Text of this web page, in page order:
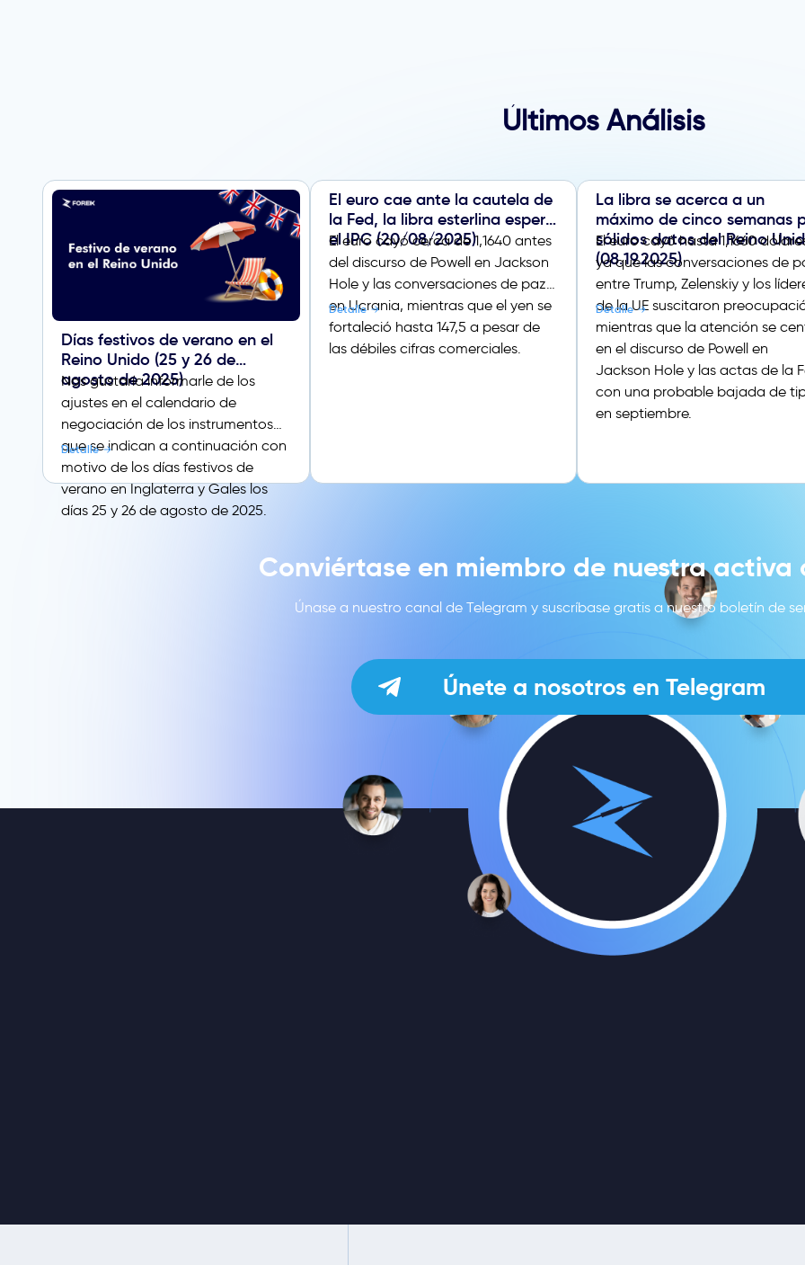
Últimos Análisis
Días festivos de verano en el
Reino Unido (25 y 26 de
agosto de 2025)
Nos gustaría informarle de los
ajustes en el calendario de
negociación de los instrumentos
que se indican a continuación con
motivo de los días festivos de
verano en Inglaterra y Gales los
días 25 y 26 de agosto de 2025.
Detalle
El euro cae ante la cautela de
la Fed, la libra esterlina espera
el IPC (20/08/2025)
El euro cayó cerca de 1,1640 antes
del discurso de Powell en Jackson
Hole y las conversaciones de paz
en Ucrania, mientras que el yen se
fortaleció hasta 147,5 a pesar de
las débiles cifras comerciales.
Detalle
La libra se acerca a un
máximo de cinco semanas
sólidos datos del Reino
(08.19.2025)
El euro cayó hasta 1,1660
ya que las conversaciones de
entre Trump, Zelenskiy y los
de la UE suscitaron
mientras que la atención se
en el discurso de Powell en
Jackson Hole y las actas de la
con una probable bajada de
en septiembre.
Detalle
Conviértase en miembro de nuestra activa
Únase a nuestro canal de Telegram y suscríbase gratis a nuestro boletín de
Únete a nosotros en Telegram